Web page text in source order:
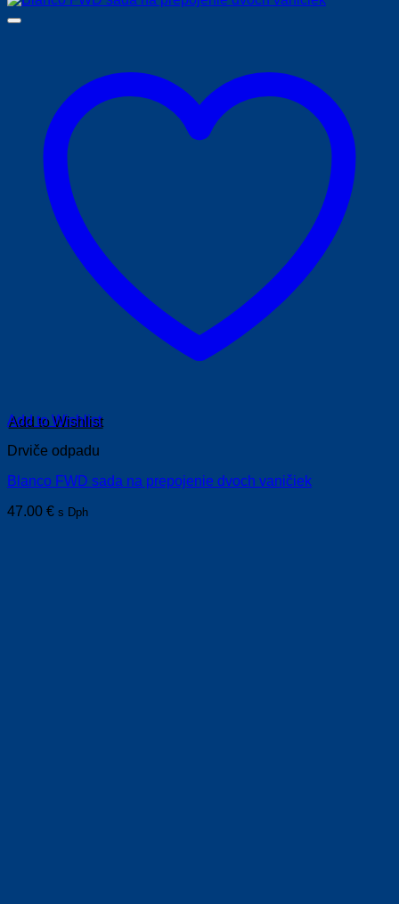
Add to Wishlist
Drviče odpadu
Blanco FWD sada na prepojenie dvoch vaničiek
47.00 € s Dph